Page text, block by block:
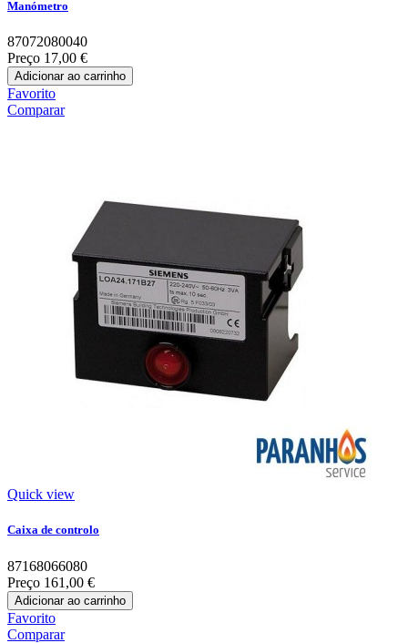
Manómetro
87072080040
Preço 17,00 €
Adicionar ao carrinho
Favorito
Comparar
Quick view
Caixa de controlo
87168066080
Preço 161,00 €
Adicionar ao carrinho
Favorito
Comparar